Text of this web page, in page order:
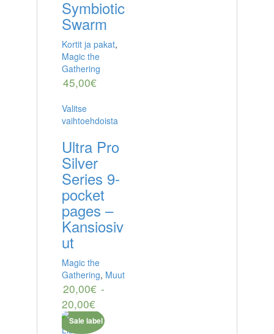
Symbiotic
Swarm
Kortit ja pakat,
Magic the
Gathering
45,00€
Valitse
vaihtoehdoista
Ultra Pro
Silver
Series 9-
pocket
pages –
Kansiosiv
ut
Magic the
Gathering, Muut
20,00€ -
20,00€
Lisää